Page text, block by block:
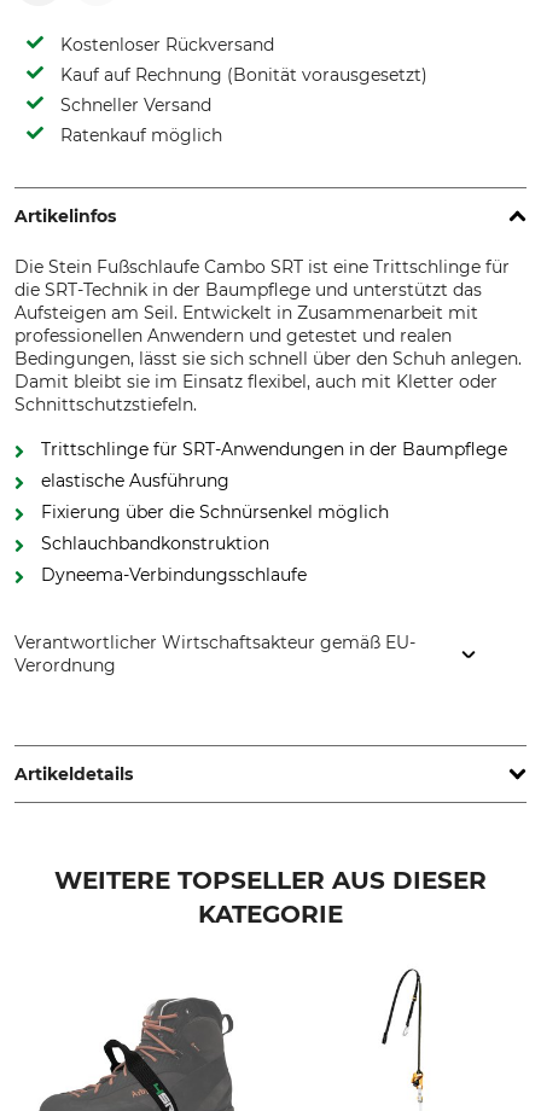
Kostenloser Rückversand
Kauf auf Rechnung (Bonität vorausgesetzt)
Schneller Versand
Ratenkauf möglich
Artikelinfos
Die Stein Fußschlaufe Cambo SRT ist eine Trittschlinge für
die SRT-Technik in der Baumpflege und unterstützt das
Aufsteigen am Seil. Entwickelt in Zusammenarbeit mit
professionellen Anwendern und getestet und realen
Bedingungen, lässt sie sich schnell über den Schuh anlegen.
Damit bleibt sie im Einsatz flexibel, auch mit Kletter oder
Schnittschutzstiefeln.
Trittschlinge für SRT-Anwendungen in der Baumpflege
elastische Ausführung
Fixierung über die Schnürsenkel möglich
Schlauchbandkonstruktion
Dyneema-Verbindungsschlaufe
Verantwortlicher Wirtschaftsakteur gemäß EU-
Verordnung
www.grube.de
Artikeldetails
Gewicht
WEITERE TOPSELLER AUS DIESER
KATEGORIE